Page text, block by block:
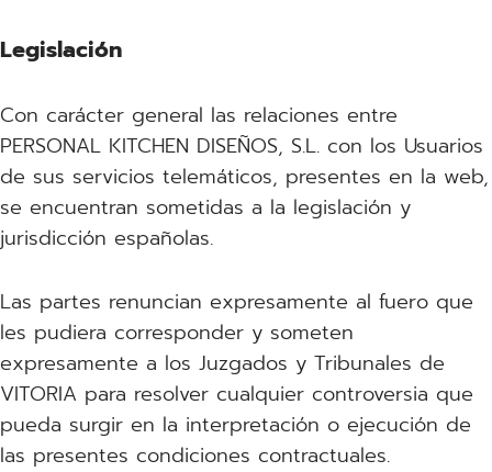
Legislación
Con carácter general las relaciones entre
PERSONAL KITCHEN DISEÑOS, S.L. con los Usuarios
de sus servicios telemáticos, presentes en la web,
se encuentran sometidas a la legislación y
jurisdicción españolas.
Las partes renuncian expresamente al fuero que
les pudiera corresponder y someten
expresamente a los Juzgados y Tribunales de
VITORIA para resolver cualquier controversia que
pueda surgir en la interpretación o ejecución de
las presentes condiciones contractuales.